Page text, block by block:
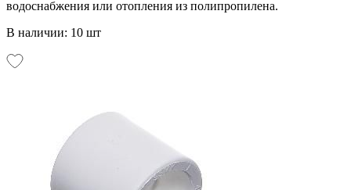
водоснабжения или отопления из полипропилена.
В наличии: 10 шт